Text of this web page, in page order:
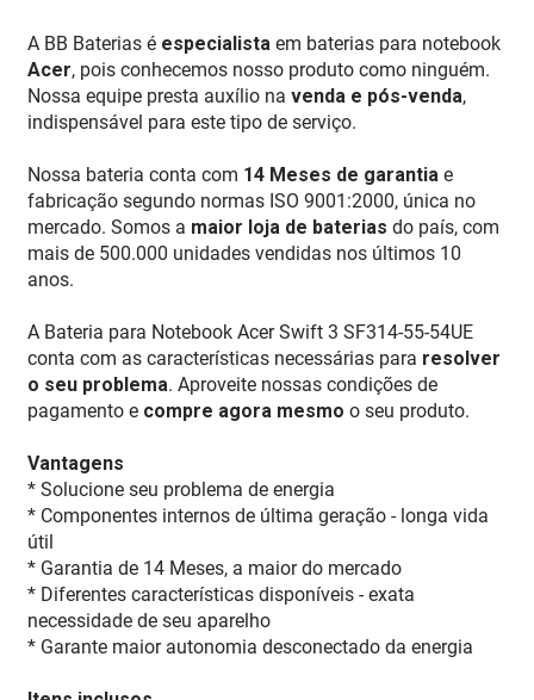
A BB Baterias é especialista em baterias para notebook
Acer, pois conhecemos nosso produto como ninguém.
Nossa equipe presta auxílio na venda e pós-venda,
indispensável para este tipo de serviço.
Nossa bateria conta com 14 Meses de garantia e
fabricação segundo normas ISO 9001:2000, única no
mercado. Somos a maior loja de baterias do país, com
mais de 500.000 unidades vendidas nos últimos 10
anos.
A Bateria para Notebook Acer Swift 3 SF314-55-54UE
conta com as características necessárias para resolver
o seu problema. Aproveite nossas condições de
pagamento e compre agora mesmo o seu produto.
Vantagens
* Solucione seu problema de energia
* Componentes internos de última geração - longa vida
útil
* Garantia de 14 Meses, a maior do mercado
* Diferentes características disponíveis - exata
necessidade de seu aparelho
* Garante maior autonomia desconectado da energia